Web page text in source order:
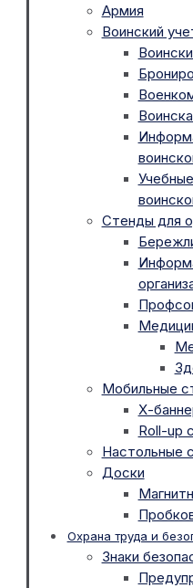
Армия
Воинский
Стенды для
Мобильные
Х-
Roll-up
Настольные
Доски
Охрана труда и
Знаки